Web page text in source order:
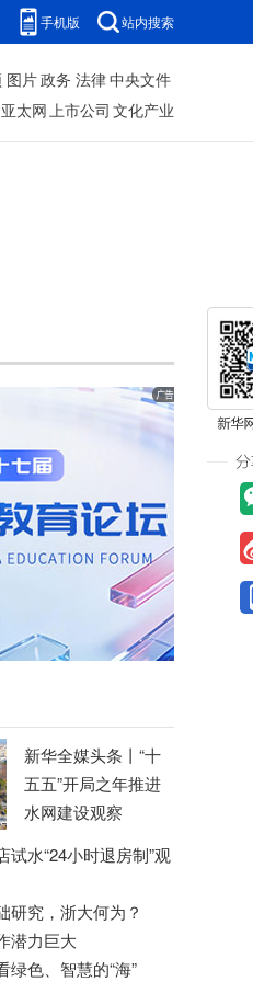
手机版 站内搜索
图片政务 法律中央文件
亚太网上市公司 文化产业
新华全媒头条丨 “十
五五”开局之年推进
水网建设观察
试水“24小时退房制”观
研究，浙大何为？
潜力巨大
绿色、智慧的“海”